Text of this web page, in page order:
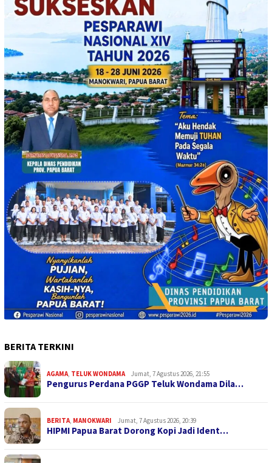
BERITA TERKINI
AGAMA TELUK WONDAMA Jumat, 7 Agustus 2026, 21:55
Pengurus Perdana PGGP Teluk Wondama Dila…
BERITA MANOKWARI Jumat, 7 Agustus 2026, 20:39
HIPMI Papua Barat Dorong Kopi Jadi Ident…